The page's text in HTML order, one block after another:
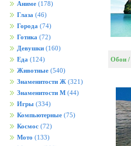
Аниме (178)
Глаза (46)
Города (74)
Готика (72)
Девушки (160)
Еда (124)
Животные (540)
Знаменитости Ж (321)
Знаменитости М (44)
Игры (334)
Компьютерные (75)
Космос (72)
Мото (133)
Обои /